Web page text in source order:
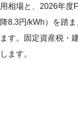
用相場と、2026年度
降8.3円/kWh）を踏
ます。固定資産税・
します。